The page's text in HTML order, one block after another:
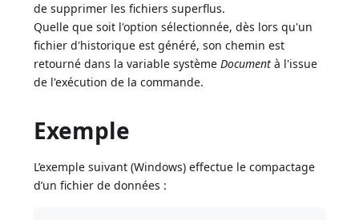
de supprimer les fichiers superflus.
Quelle que soit l'option sélectionnée, dès lors qu'un
fichier d'historique est généré, son chemin est
retourné dans la variable systèmeDocument à l'issue
de l'exécution de la commande.
Exemple
L’exemple suivant (Windows) effectue le compactage
d’un fichier de données :